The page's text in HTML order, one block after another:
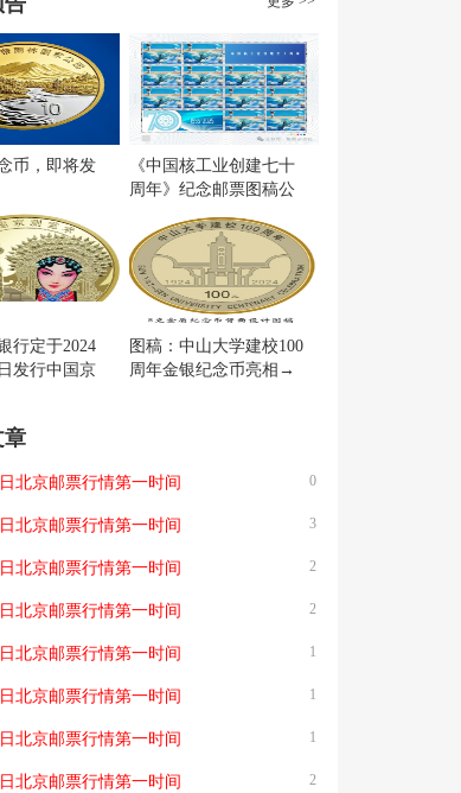
币，即将发
《中国核工业创建七十
周年》纪念邮票图稿公
行定于2024
发行中国京
图稿：中山大学建校100
周年金银纪念币亮相→
章
北京邮票行情第一时间 0
北京邮票行情第一时间 3
北京邮票行情第一时间 2
北京邮票行情第一时间 2
北京邮票行情第一时间 1
北京邮票行情第一时间 1
北京邮票行情第一时间 1
北京邮票行情第一时间 2